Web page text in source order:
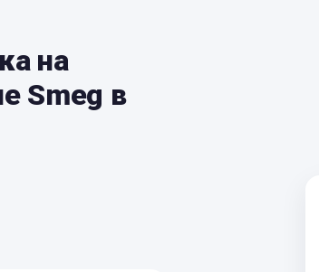
на
Smeg в